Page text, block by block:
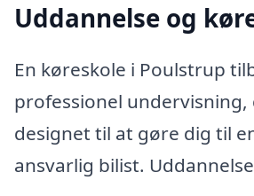
Uddannelse og
En køreskole i Poulstrup
professionel undervisning,
designet til at gøre dig til
ansvarlig bilist.